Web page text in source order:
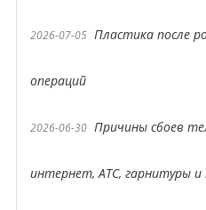
2026-07-05 Пластика после
операций
2026-06-30 Причины сбоев
интернет, АТС, гарнитуры и